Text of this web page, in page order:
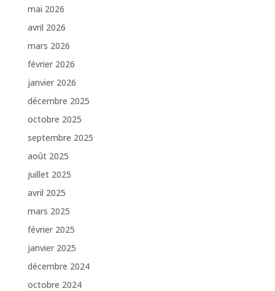
mai 2026
avril 2026
mars 2026
février 2026
janvier 2026
décembre 2025
octobre 2025
septembre 2025
août 2025
juillet 2025
avril 2025
mars 2025
février 2025
janvier 2025
décembre 2024
octobre 2024